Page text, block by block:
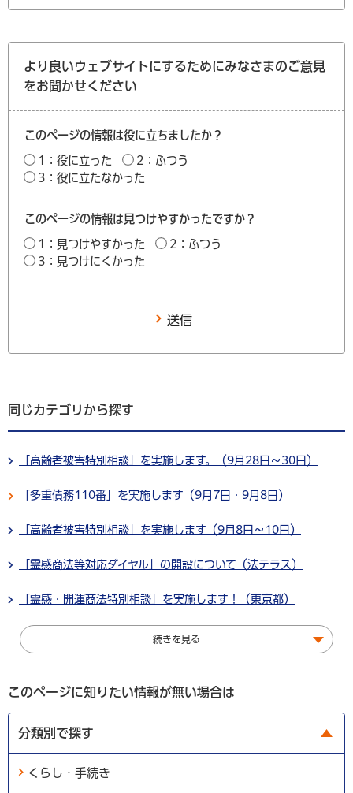
より良いウェブサイトにするためにみなさまのご意見
をお聞かせください
このページの情報は役に立ちましたか？
1：役に立った
2：ふつう
3：役に立たなかった
このページの情報は見つけやすかったですか？
1：見つけやすかった
2：ふつう
3：見つけにくかった
同じカテゴリから探す
「高齢者被害特別相談」を実施します。（9月28日～30日）
「多重債務110番」を実施します（9月7日・9月8日）
「高齢者被害特別相談」を実施します（9月8日～10日）
「霊感商法等対応ダイヤル」の開設について（法テラス）
「霊感・開運商法特別相談」を実施します！（東京都）
続きを見る
このページに知りたい情報が無い場合は
分類別で探す
くらし・手続き